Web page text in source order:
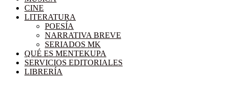
CINE
LITERATURA
POESÍA
NARRATIVA BREVE
SERIADOS MK
QUÉ ES MENTEKUPA
SERVICIOS EDITORIALES
LIBRERÍA